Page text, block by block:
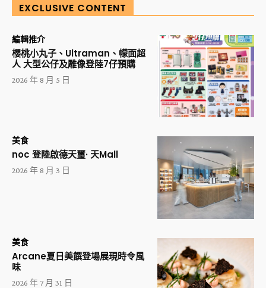
EXCLUSIVE CONTENT
編輯推介
櫻桃小丸子、Ultraman、幪面超
人 大型公仔及雕像登陸7仔預購
2026 年 8 月 5 日
美食
noc 登陸啟德天璽· 天Mall
2026 年 8 月 3 日
美食
Arcane夏日美饌登場展現時令風
味
2026 年 7 月 31 日